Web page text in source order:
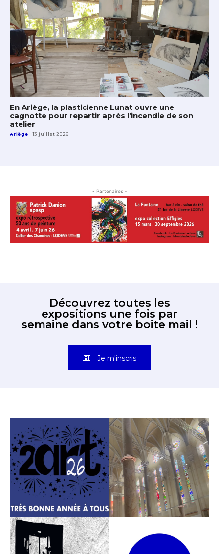
En Ariège, la plasticienne Lunat ouvre une
cagnotte pour repartir après l’incendie de son
atelier
Ariège 13 juillet 2026
- Partenaires -
Découvrez toutes les
expositions une fois par
semaine dans votre boite mail !
Je m'inscris